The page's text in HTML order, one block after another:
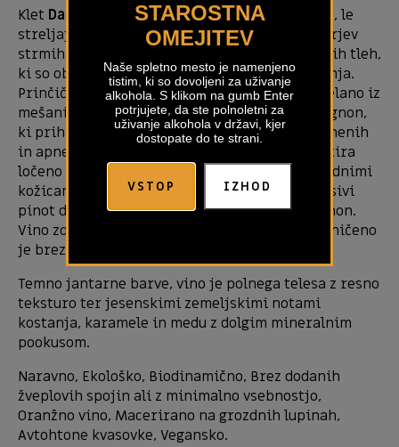
STAROSTNA
OMEJITEV
Naše spletno mesto je namenjeno
tistim, ki so dovoljeni za uživanje
alkohola. S klikom na gumb Enter
potrjujete, da ste polnoletni za
uživanje alkohola v državi, kjer
dostopate do te strani.
VSTOP IZHOD
Klet Dario Prinčičse nahaja severno od Gorice, le
streljaj od slovenske meje, in obsega 10 hektarjev
strmih vinogradov na glinenih in peščenjakovih tleh,
ki so obdelani po načelih ekološkega kmetovanja.
Prinčič Trebež je naravnooranžno vino, pridelano iz
mešanice sort chardonnay, sivi pinot in sauvignon,
ki prihajajo z 60 let starih trt, rastočih na glinenih
in apnenčastih tleh. Most vsake sorte fermentira
ločeno in spontano. Most ostane v stiku z grozdnimi
kožicami med maceracijo, ki traja od 8 dni za sivi
pinot do 22 dni za sorte chardonnay in sauvignon.
Vino zori 24 mesecev v hrastovih sodih. Stekleničeno
je brez filtracije.
Temno jantarne barve, vino je polnega telesa z resno
teksturo ter jesenskimi zemeljskimi notami
kostanja, karamele in medu z dolgim mineralnim
pookusom.
Naravno, Ekološko, Biodinamično, Brez dodanih
žveplovih spojin ali z minimalno vsebnostjo,
Oranžno vino, Macerirano na grozdnih lupinah,
Avtohtone kvasovke, Vegansko.